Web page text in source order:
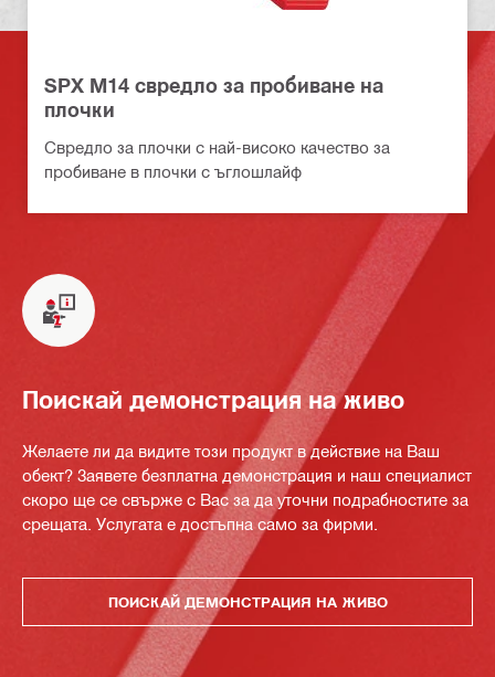
SPX M14 свредло за пробиване на
плочки
Свредло за плочки с най-високо качество за
пробиване в плочки с ъглошлайф
Поискай демонстрация на живо
Желаете ли да видите този продукт в действие на Ваш
обект? Заявете безплатна демонстрация и наш специалист
скоро ще се свърже с Вас за да уточни подрабностите за
срещата. Услугата е достъпна само за фирми.
ПОИСКАЙ ДЕМОНСТРАЦИЯ НА ЖИВО